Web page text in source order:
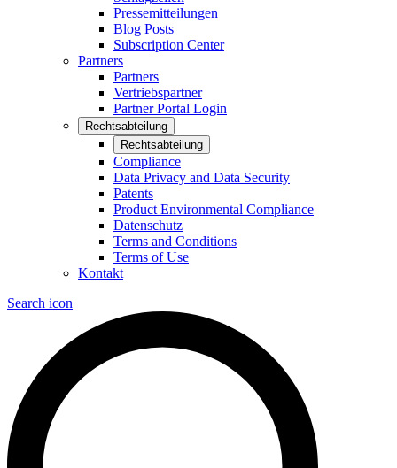
Pressemitteilungen
Blog Posts
Subscription Center
Partners
Partners
Vertriebspartner
Partner Portal Login
Rechtsabteilung
Rechtsabteilung
Compliance
Data Privacy and Data Security
Patents
Product Environmental Compliance
Datenschutz
Terms and Conditions
Terms of Use
Kontakt
Search icon